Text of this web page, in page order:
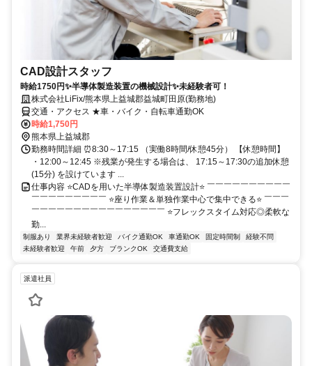
CAD設計スタッフ
時給1750円✨半導体製造装置の機械設計✨未経験者可！
株式会社LiFix/熊本県上益城郡益城町田原(勤務地)
交通・アクセス ★車・バイク・自転車通勤OK
時給1,750円
熊本県上益城郡
勤務時間詳細 ⏰8:30～17:15 （実働8時間/休憩45分） 【休憩時間】
・12:00～12:45 ※残業が発生する場合は、 17:15～17:30の追加休憩
(15分) を設けています ...
仕事内容 ⭐CADを用いた半導体製造装置設計⭐ ￣￣￣￣￣￣￣￣￣￣
￣￣￣￣￣￣￣￣￣ ⭐座り作業＆単独作業中心で集中できる⭐ ￣￣￣
￣￣￣￣￣￣￣￣￣￣￣￣￣￣￣￣ ⭐フレックスタイム対応◎柔軟な
勤...
制服あり 業界未経験者歓迎 バイク通勤OK 車通勤OK 固定時間制
経験不問
未経験者歓迎
午前 夕方 ブランクOK 交通費支給
派遣社員